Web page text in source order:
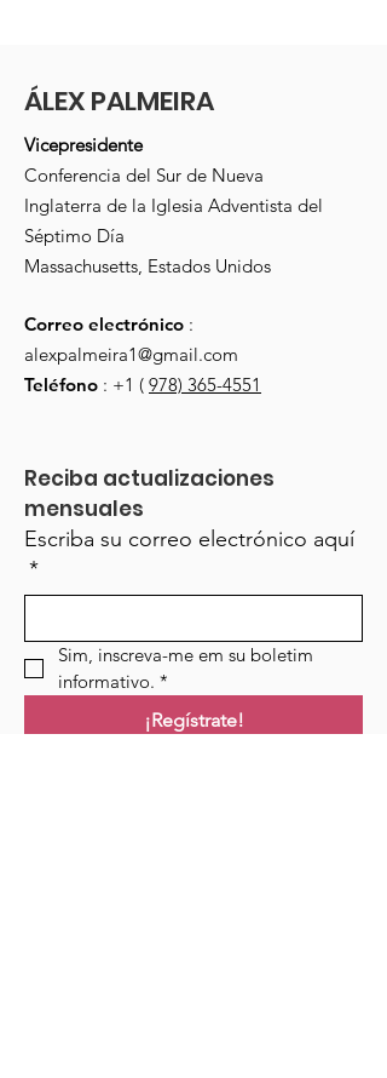
ÁLEX PALMEIRA
Vicepresidente
Conferencia del Sur de Nueva
Inglaterra de la Iglesia Adventista del
Séptimo Día
Massachusetts, Estados Unidos
Correo electrónico :
alexpalmeira1@gmail.com
Teléfono : +1 ( 978) 365-4551
Reciba actualizaciones
mensuales
Escriba su correo electrónico aquí
*
Sim, inscreva-me em su boletim
informativo. *
¡Regístrate!